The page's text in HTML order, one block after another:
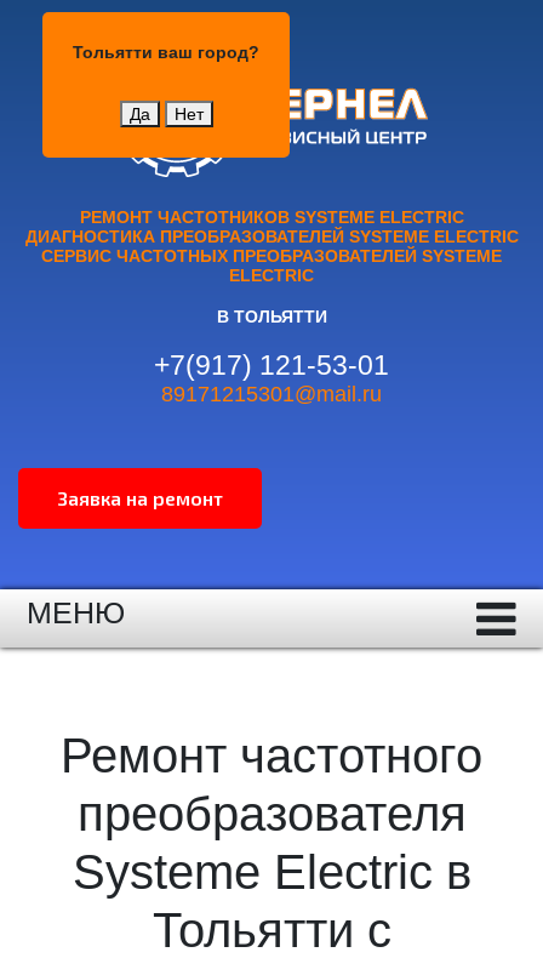
Тольятти ваш город?
Да Нет
РЕМОНТ ЧАСТОТНИКОВ SYSTEME ELECTRIC
ДИАГНОСТИКА ПРЕОБРАЗОВАТЕЛЕЙ SYSTEME ELECTRIC
СЕРВИС ЧАСТОТНЫХ ПРЕОБРАЗОВАТЕЛЕЙ SYSTEME
ELECTRIC
В ТОЛЬЯТТИ
+7(917) 121-53-01
89171215301@mail.ru
МЕНЮ
Ремонт частотного
преобразователя
Systeme Electric в
Тольятти с